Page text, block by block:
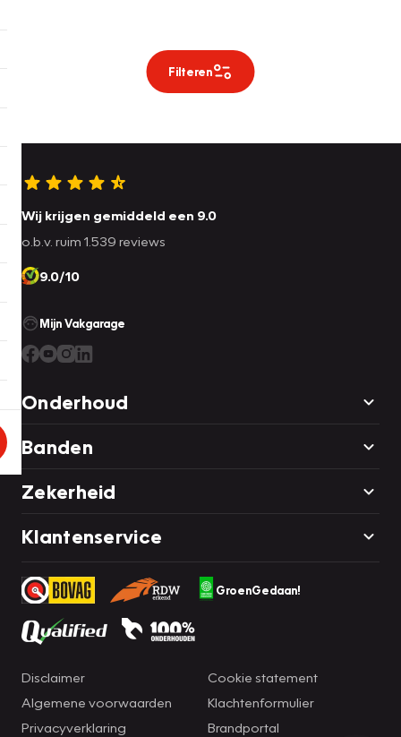
Filteren
Wij krijgen gemiddeld een 9.0
o.b.v. ruim 1.539 reviews
9.0/10
Mijn Vakgarage
Onderhoud
Banden
Zekerheid
Klantenservice
GroenGedaan!
Disclaimer
Algemene voorwaarden
Privacyverklaring
Cookie statement
Klachtenformulier
Brandportal